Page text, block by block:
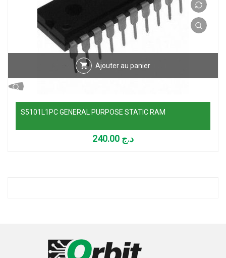
Ajouter au panier
S5101L1PC GENERAL PURPOSE STATIC RAM
د.ج